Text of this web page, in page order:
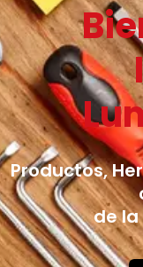
Productos,
de